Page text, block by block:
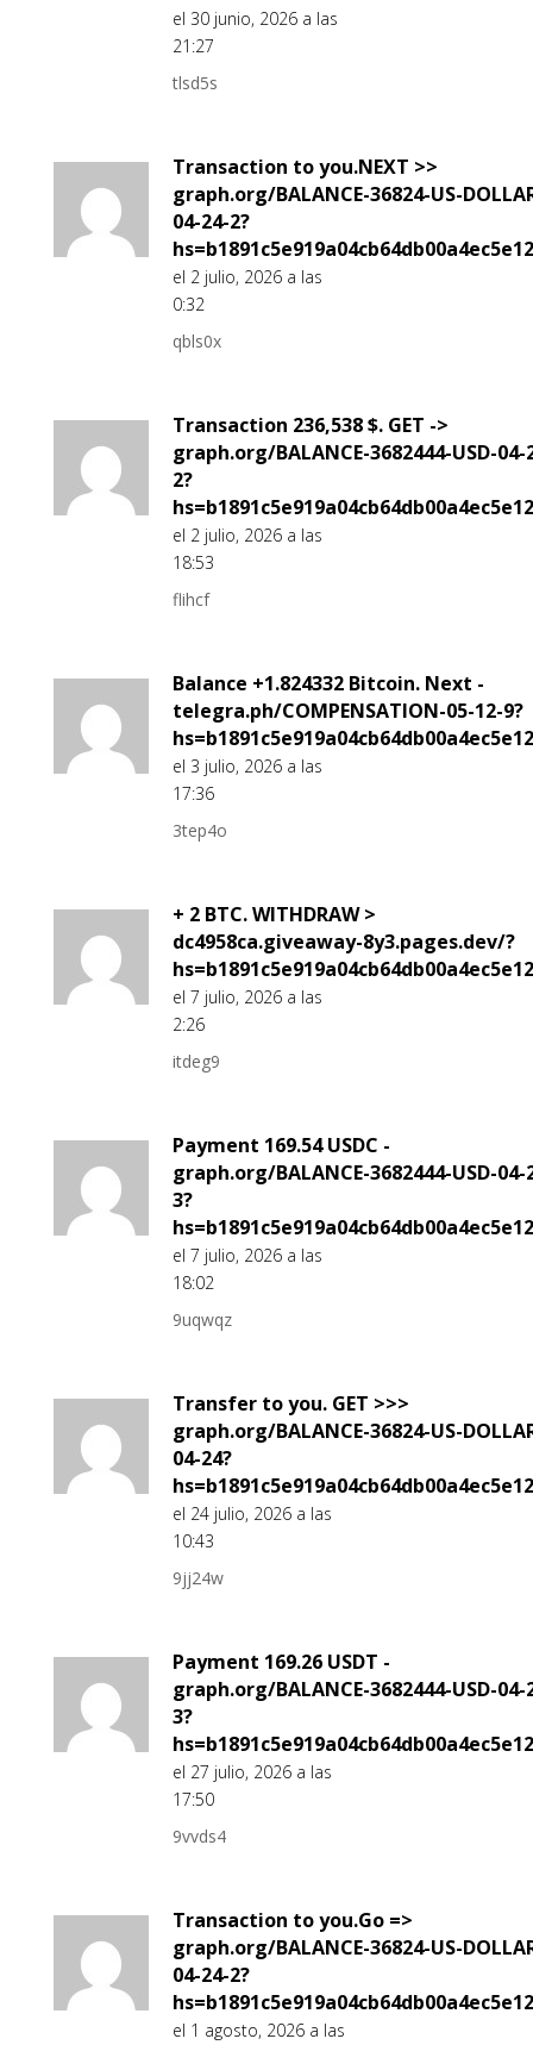
el 30 junio, 2026 a las
21:27
tlsd5s
Transaction to you.NEXT >>
graph.org/BALANCE-36824-US-
04-24-2?
el 2 julio, 2026 a las
0:32
qbls0x
Transaction 236,538 $. GET ->
graph.org/BALANCE-3682444-USD-04-
2?
el 2 julio, 2026 a las
18:53
flihcf
Balance +1.824332 Bitcoin. Next -
telegra.ph/COMPENSATION-05-12-9?
el 3 julio, 2026 a las
17:36
3tep4o
+ 2 BTC. WITHDRAW >
dc4958ca.giveaway-8y3.pages.dev/?
el 7 julio, 2026 a las
2:26
itdeg9
Payment 169.54 USDC -
graph.org/BALANCE-3682444-USD-04-
3?
el 7 julio, 2026 a las
18:02
9uqwqz
Transfer to you. GET >>>
graph.org/BALANCE-36824-US-
04-24?
el 24 julio, 2026 a las
10:43
9jj24w
Payment 169.26 USDT -
graph.org/BALANCE-3682444-USD-04-
3?
el 27 julio, 2026 a las
17:50
9vvds4
Transaction to you.Go =>
graph.org/BALANCE-36824-US-
04-24-2?
el 1 agosto, 2026 a las